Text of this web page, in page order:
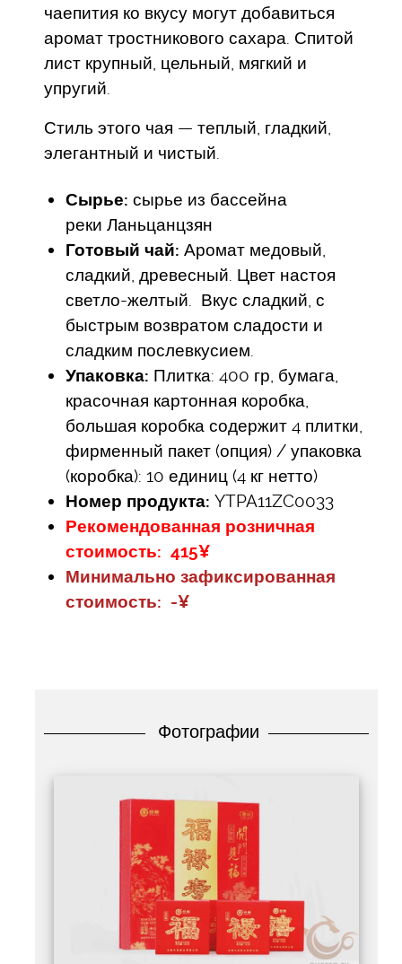
чаепития ко вкусу могут добавиться
аромат тростникового сахара. Спитой
лист крупный, цельный, мягкий и
упругий.
Стиль этого чая — теплый, гладкий,
элегантный и чистый.
Сырье: сырье из бассейна
реки Ланьцанцзян
Готовый чай: Аромат медовый,
сладкий, древесный. Цвет настоя
светло-желтый. Вкус сладкий, с
быстрым возвратом сладости и
сладким послевкусием.
Упаковка: Плитка: 400 гр, бумага,
красочная картонная коробка,
большая коробка содержит 4 плитки,
фирменный пакет (опция) / упаковка
(коробка): 10 единиц (4 кг нетто)
Номер продукта: YTPA11ZC0033
Рекомендованная розничная
стоимость: 415¥
Минимально зафиксированная
стоимость: -¥
Фотографии